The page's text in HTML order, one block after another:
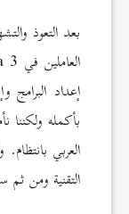
بعد التعوذ
إعداد
بأكمله ولكننا
العربي
التقنية ومن